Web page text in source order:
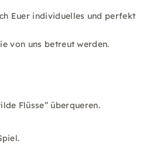
Euer individuelles und perfekt
von uns betreut werden.
Flüsse” überqueren.